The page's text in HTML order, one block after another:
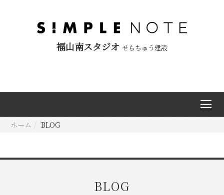
福山南スタジオ せらちゅう建設
ホーム BLOG
BLOG